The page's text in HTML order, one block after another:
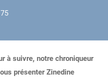
75
à suivre, notre chroniqueur
présenter Zinedine